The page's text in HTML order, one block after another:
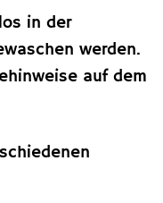
in der
werden.
auf dem